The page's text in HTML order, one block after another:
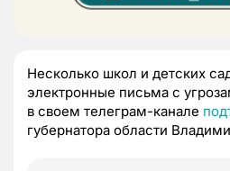
Несколько школ и детских
электронные письма с
в своем телеграм-канале
губернатора области